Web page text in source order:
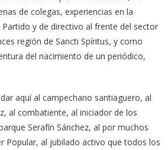
de colegas, experiencias en la
y de directivo al frente del sector
región de Sancti Spíritus, y como
del nacimiento de un periódico,
aquí al campechano santiaguero, al
al combatiente, al iniciador de los
Serafín Sánchez, al por muchos
Popular, al jubilado activo que todos los